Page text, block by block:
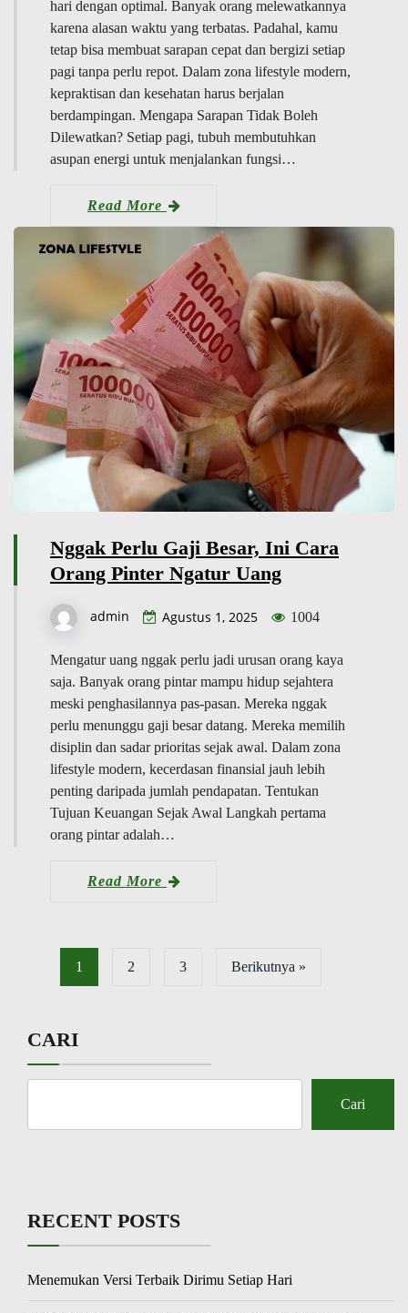
hari dengan optimal. Banyak orang melewatkannya
karena alasan waktu yang terbatas. Padahal, kamu
tetap bisa membuat sarapan cepat dan bergizi setiap
pagi tanpa perlu repot. Dalam zona lifestyle modern,
kepraktisan dan kesehatan harus berjalan
berdampingan. Mengapa Sarapan Tidak Boleh
Dilewatkan? Setiap pagi, tubuh membutuhkan
asupan energi untuk menjalankan fungsi…
Read More
Nggak Perlu Gaji Besar, Ini Cara
Orang Pinter Ngatur Uang
admin Agustus 1, 2025 1004
Mengatur uang nggak perlu jadi urusan orang kaya
saja. Banyak orang pintar mampu hidup sejahtera
meski penghasilannya pas-pasan. Mereka nggak
perlu menunggu gaji besar datang. Mereka memilih
disiplin dan sadar prioritas sejak awal. Dalam zona
lifestyle modern, kecerdasan finansial jauh lebih
penting daripada jumlah pendapatan. Tentukan
Tujuan Keuangan Sejak Awal Langkah pertama
orang pintar adalah…
Read More
1 2 3 Berikutnya »
CARI
Cari
RECENT POSTS
Menemukan Versi Terbaik Dirimu Setiap Hari